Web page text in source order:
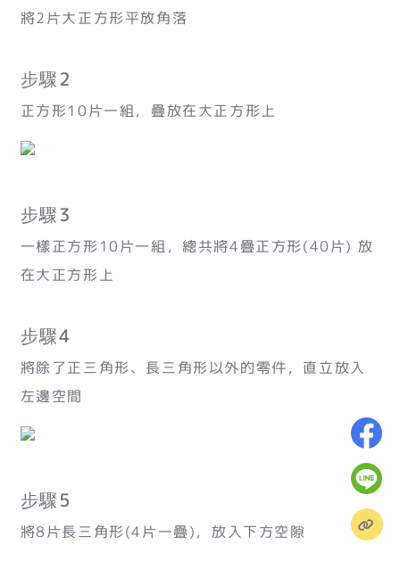
將2片大正方形平放角落
步驟2
正方形10片一組，疊放在大正方形上
步驟3
一樣正方形10片一組，總共將4疊正方形(40片) 放
在大正方形上
步驟4
將除了正三角形、長三角形以外的零件，直立放入
左邊空間
步驟5
將8片長三角形(4片一疊)，放入下方空隙